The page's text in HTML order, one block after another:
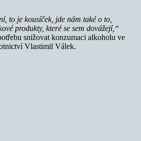
to je kousíček, jde nám také o to,
produkty, které se sem dovážejí,“
snižovat konzumaci alkoholu ve
Vlastimil Válek.